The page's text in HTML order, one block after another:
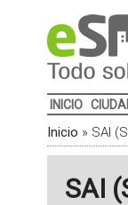
INICIO
Inicio » SAI
SAI